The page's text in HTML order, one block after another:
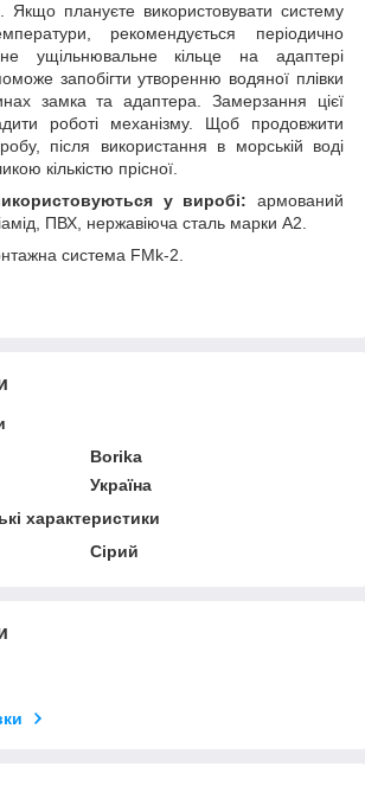
Якщо плануєте використовувати систему
рекомендується періодично
ущільнювальне кільце на адаптері
запобігти утворенню водяної плівки
замка та адаптера. Замерзання цієї
роботі механізму. Щоб продовжити
після використання в морській воді
кількістю прісної.
у виробі: армований
ПВХ, нержавіюча сталь марки А2.
система FMk-2.
Borika
Україна
характеристики
Сірий